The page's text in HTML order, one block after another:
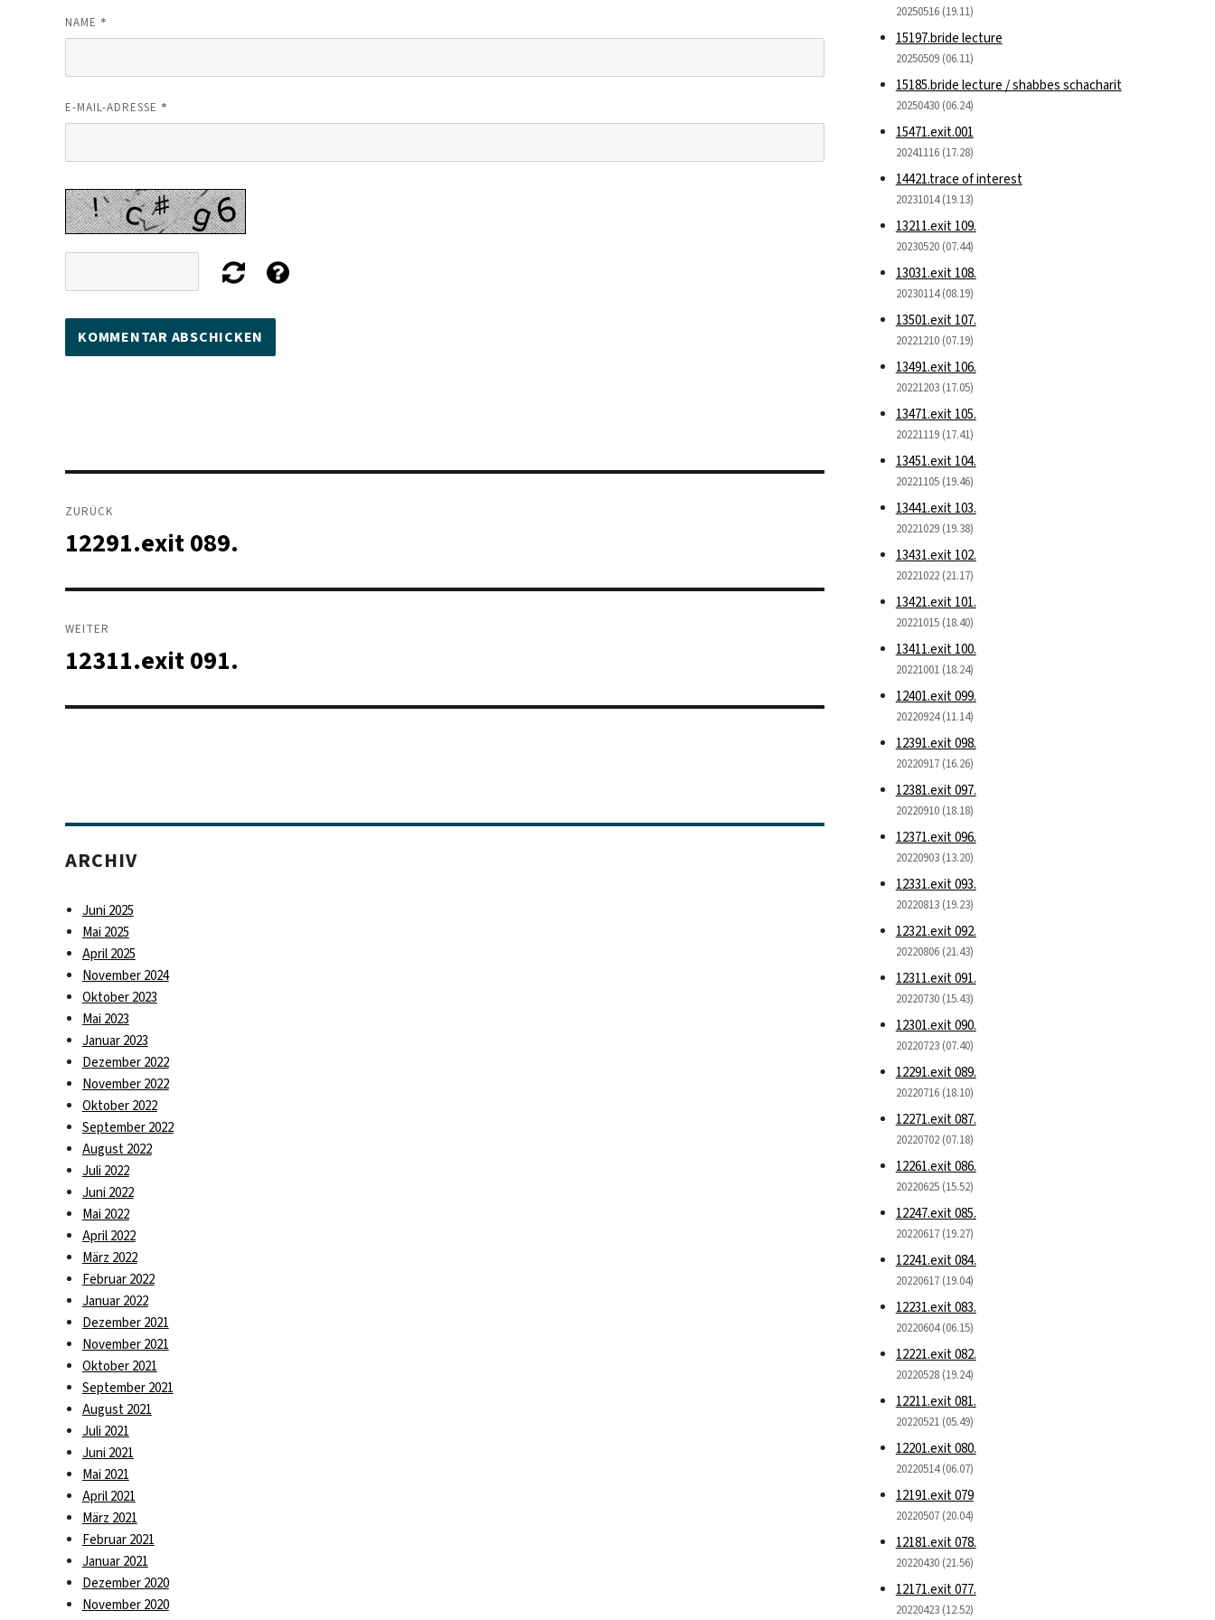
NAME *
E-MAIL-ADRESSE *
Beitragsnavigation
ZURÜCK
Vorheriger
12291.exit 089.
WEITER
Nächster
12311.exit 091.
ARCHIV
Juni 2025
Mai 2025
April 2025
November 2024
Oktober 2023
Mai 2023
Januar 2023
Dezember 2022
November 2022
Oktober 2022
September 2022
August 2022
Juli 2022
Juni 2022
Mai 2022
April 2022
März 2022
Februar 2022
Januar 2022
Dezember 2021
November 2021
Oktober 2021
September 2021
August 2021
Juli 2021
Juni 2021
Mai 2021
April 2021
März 2021
Februar 2021
Januar 2021
Dezember 2020
November 2020
20250516 (19.11)
15197.bride lecture
20250509 (06.11)
15185.bride lecture / shabbes schacharit
20250430 (06.24)
15471.exit.001
20241116 (17.28)
14421.trace of interest
20231014 (19.13)
13211.exit 109.
20230520 (07.44)
13031.exit 108.
20230114 (08.19)
13501.exit 107.
20221210 (07.19)
13491.exit 106.
20221203 (17.05)
13471.exit 105.
20221119 (17.41)
13451.exit 104.
20221105 (19.46)
13441.exit 103.
20221029 (19.38)
13431.exit 102.
20221022 (21.17)
13421.exit 101.
20221015 (18.40)
13411.exit 100.
20221001 (18.24)
12401.exit 099.
20220924 (11.14)
12391.exit 098.
20220917 (16.26)
12381.exit 097.
20220910 (18.18)
12371.exit 096.
20220903 (13.20)
12331.exit 093.
20220813 (19.23)
12321.exit 092.
20220806 (21.43)
12311.exit 091.
20220730 (15.43)
12301.exit 090.
20220723 (07.40)
12291.exit 089.
20220716 (18.10)
12271.exit 087.
20220702 (07.18)
12261.exit 086.
20220625 (15.52)
12247.exit 085.
20220617 (19.27)
12241.exit 084.
20220617 (19.04)
12231.exit 083.
20220604 (06.15)
12221.exit 082.
20220528 (19.24)
12211.exit 081.
20220521 (05.49)
12201.exit 080.
20220514 (06.07)
12191.exit 079
20220507 (20.04)
12181.exit 078.
20220430 (21.56)
12171.exit 077.
20220423 (12.52)